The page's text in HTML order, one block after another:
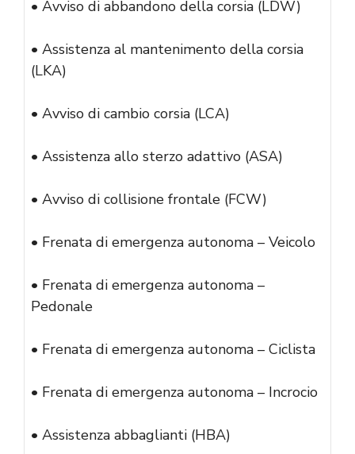
• Avviso di abbandono della corsia (LDW)
• Assistenza al mantenimento della corsia
(LKA)
• Avviso di cambio corsia (LCA)
• Assistenza allo sterzo adattivo (ASA)
• Avviso di collisione frontale (FCW)
• Frenata di emergenza autonoma – Veicolo
• Frenata di emergenza autonoma –
Pedonale
• Frenata di emergenza autonoma – Ciclista
• Frenata di emergenza autonoma – Incrocio
• Assistenza abbaglianti (HBA)